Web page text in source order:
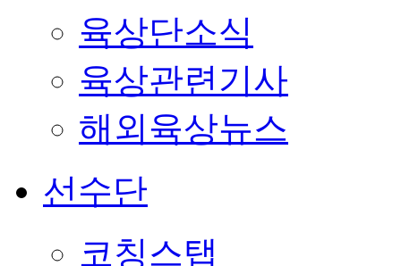
육상단소식
육상관련기사
해외육상뉴스
선수단
코칭스탭